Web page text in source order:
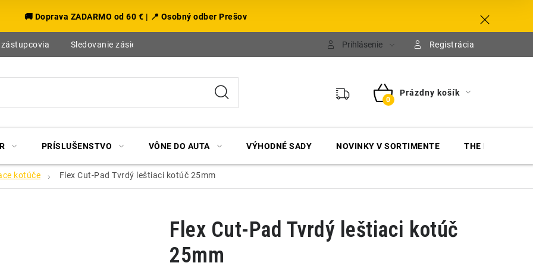
🚚 Doprava ZADARMO od 60 € | 📍 Osobný odber Prešov
Sledovanie zásielky Prihlásenie Registrácia
NÁKUPNÝ
Prázdny košík
PRÍSLUŠENSTVO VÔNE DO AUTA VÝHODNÉ SADY NOVINKY V SORTIMENTE THE FINISHER
kotúče Flex Cut-Pad Tvrdý leštiaci kotúč 25mm
Flex Cut-Pad Tvrdý leštiaci kotúč
25mm